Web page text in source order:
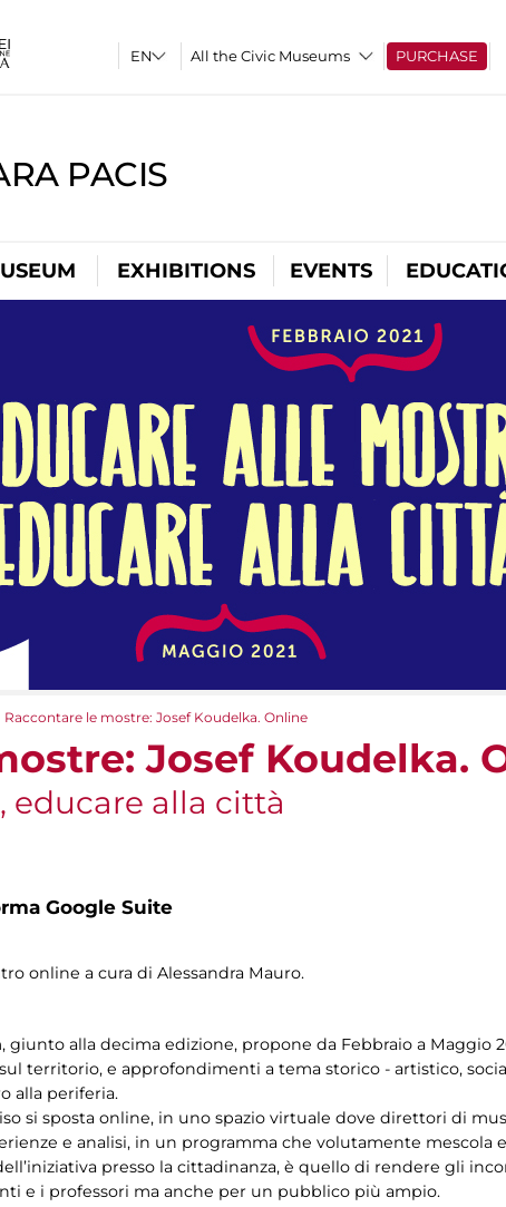
All the Civic Museums PURCHASE
PACIS
EXHIBITIONS EVENTS
Raccontare le mostre: Josef Koudelka. Online
Josef Koudelka.
educare alla città
Google Suite
online a cura di Alessandra Mauro.
, giunto alla decima edizione, propone da Febbraio a Maggio
territorio, e approfondimenti a tema storico - artistico,
alla periferia.
si sposta online, in uno spazio virtuale dove direttori di
e analisi, in un programma che volutamente mescola
presso la cittadinanza, è quello di rendere gli
e i professori ma anche per un pubblico più ampio.